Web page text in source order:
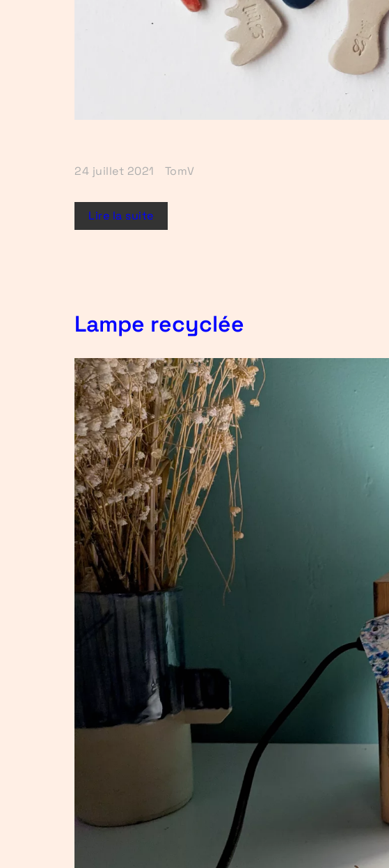
24 juillet 2021 TomV
Lire la suite
Lampe recyclée